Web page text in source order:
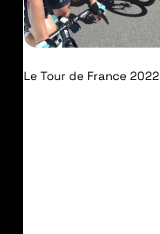
Le Tour de France 2022